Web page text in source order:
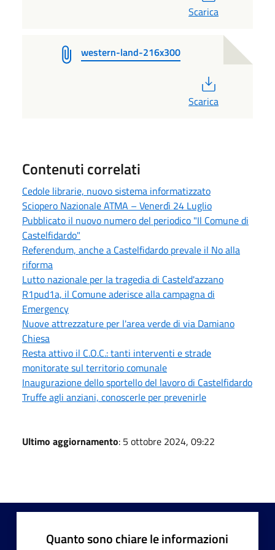
Scarica
western-land-216x300
Scarica
Contenuti correlati
Cedole librarie, nuovo sistema informatizzato
Sciopero Nazionale ATMA – Venerdì 24 Luglio
Pubblicato il nuovo numero del periodico "Il Comune di
Castelfidardo"
Referendum, anche a Castelfidardo prevale il No alla
riforma
Lutto nazionale per la tragedia di Casteld'azzano
R1pud1a, il Comune aderisce alla campagna di
Emergency
Nuove attrezzature per l'area verde di via Damiano
Chiesa
Resta attivo il C.O.C.: tanti interventi e strade
monitorate sul territorio comunale
Inaugurazione dello sportello del lavoro di Castelfidardo
Truffe agli anziani, conoscerle per prevenirle
Ultimo aggiornamento: 5 ottobre 2024, 09:22
Quanto sono chiare le informazioni